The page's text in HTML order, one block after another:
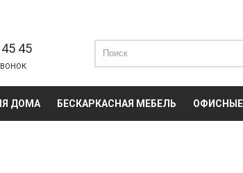
45
ДОМА БЕСКАРКАСНАЯ МЕБЕЛЬ